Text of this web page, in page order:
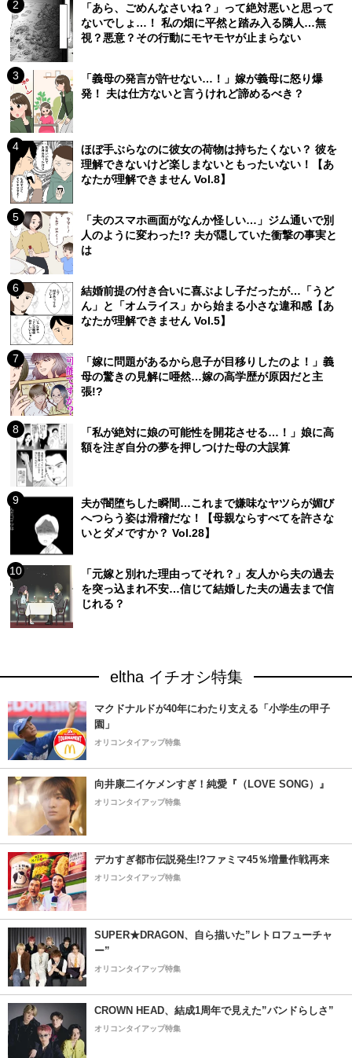
「あら、ごめんなさいね？」って絶対悪いと思って
ないでしょ…！ 私の畑に平然と踏み入る隣人…無
視？悪意？その行動にモヤモヤが止まらない
「義母の発言が許せない…！」嫁が義母に怒り爆
発！ 夫は仕方ないと言うけれど諦めるべき？
ほぼ手ぶらなのに彼女の荷物は持ちたくない？ 彼を
理解できないけど楽しまないともったいない！【あ
なたが理解できません Vol.8】
「夫のスマホ画面がなんか怪しい…」ジム通いで別
人のように変わった!? 夫が隠していた衝撃の事実と
は
結婚前提の付き合いに喜ぶよし子だったが…「うど
ん」と「オムライス」から始まる小さな違和感【あ
なたが理解できません Vol.5】
「嫁に問題があるから息子が目移りしたのよ！」義
母の驚きの見解に唖然…嫁の高学歴が原因だと主
張!?
「私が絶対に娘の可能性を開花させる…！」娘に高
額を注ぎ自分の夢を押しつけた母の大誤算
夫が闇堕ちした瞬間…これまで嫌味なヤツらが媚び
へつらう姿は滑稽だな！【母親ならすべてを許さな
いとダメですか？ Vol.28】
「元嫁と別れた理由ってそれ？」友人から夫の過去
を突っ込まれ不安…信じて結婚した夫の過去まで信
じれる？
eltha イチオシ特集
マクドナルドが40年にわたり支える「小学生の甲子
園」
オリコンタイアップ特集
向井康二イケメンすぎ！純愛『（LOVE SONG）』
オリコンタイアップ特集
デカすぎ都市伝説発生!?ファミマ45％増量作戦再来
オリコンタイアップ特集
SUPER★DRAGON、自ら描いた”レトロフューチャ
ー”
オリコンタイアップ特集
CROWN HEAD、結成1周年で見えた”バンドらしさ”
オリコンタイアップ特集